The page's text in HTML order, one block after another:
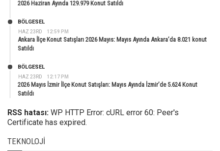
2026 Haziran Ayında 129.979 Konut Satıldı
HAZ 23RD 12:59 PM
BÖLGESEL
Ankara İlçe Konut Satışları 2026 Mayıs: Mayıs Ayında Ankara’da 8.021 konut
Satıldı
HAZ 23RD 12:17 PM
BÖLGESEL
2026 Mayıs İzmir İlçe Konut Satışları: Mayıs Ayında İzmir’de 5.624 Konut
Satıldı
RSS hatası: WP HTTP Error: cURL error 60: Peer's
Certificate has expired.
TEKNOLOJI